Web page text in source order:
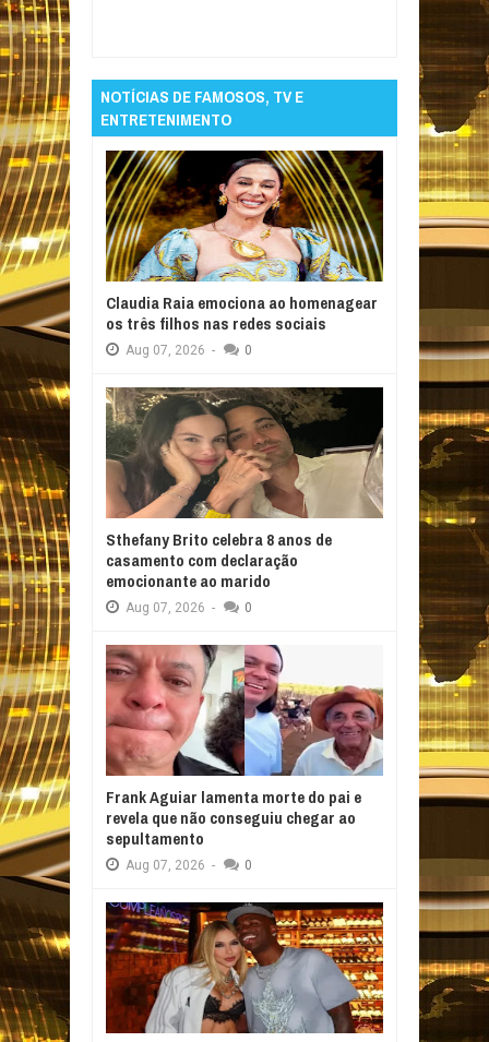
NOTÍCIAS DE FAMOSOS, TV E
ENTRETENIMENTO
Claudia Raia emociona ao homenagear
os três filhos nas redes sociais
Aug 07, 2026 - 0
Sthefany Brito celebra 8 anos de
casamento com declaração
emocionante ao marido
Aug 07, 2026 - 0
Frank Aguiar lamenta morte do pai e
revela que não conseguiu chegar ao
sepultamento
Aug 07, 2026 - 0